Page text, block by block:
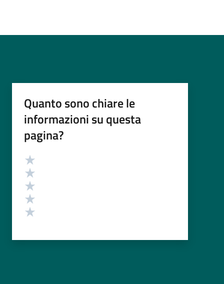
Quanto sono chiare le
informazioni su questa
pagina?
Valutazione